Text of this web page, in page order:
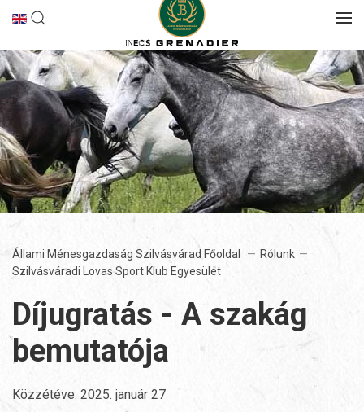
Állami Ménesgazdaság Szilvásvárad Főoldal
Rólunk
Szilvásváradi Lovas Sport Klub Egyesület
Díjugratás - A szakág
bemutatója
Közzétéve: 2025. január 27